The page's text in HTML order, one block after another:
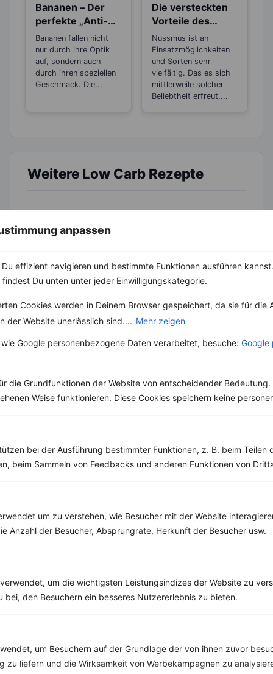
anpassen
effizient navigieren und bestimmte Funktionen ausführen
Du unten unter jeder Einwilligungskategorie.
Cookies werden in Deinem Browser gespeichert, da sie für die
der Website unerlässlich sind.... Mehr zeigen
Google personenbezogene Daten verarbeitet, besuche: Google
die Grundfunktionen der Website von entscheidender Bedeutung.
Weise funktionieren. Diese Cookies speichern keine
bei der Ausführung bestimmter Funktionen, z. B. beim Teilen
beim Sammeln von Feedbacks und anderen Funktionen von
um zu verstehen, wie Besucher mit der Website
Anzahl der Besucher, Absprungrate, Herkunft der Besucher usw.
um die wichtigsten Leistungsindizes der Website zu
bei, den Besuchern ein besseres Nutzererlebnis zu bieten.
um Besuchern auf der Grundlage der von ihnen zuvor
zu liefern und die Wirksamkeit von Werbekampagnen zu
Bananen – Der
perfekte „Anti-
Stress“-Snack
Bananen fallen nicht
nur durch ihre Optik
auf, sondern auch
durch ihren speziellen
Geschmack. Die...
Die versteckten
Vorteile des
Nussmus
Nussmus ist an
Einsatzmöglichkeiten
und Sorten sehr
vielfältig. Das es sich
mittlerweile solcher
Beliebtheit erfreut,...
Weitere Low Carb Rezepte
Eiweiß:36 g
Kohlehydrate:
13 g
Rezepte mit 500 bis 600 kcal
Eiweiß:25 g
Kohlehydrate:69 g